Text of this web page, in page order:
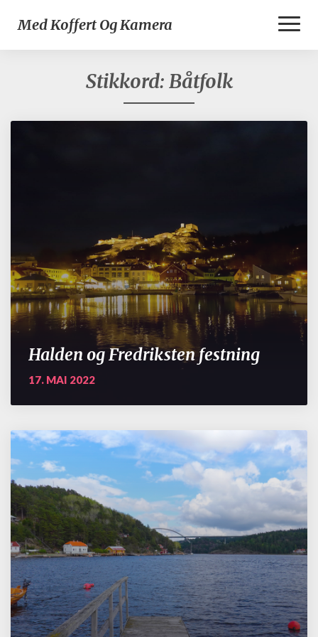
Med Koffert Og Kamera
Stikkord: Båtfolk
Halden og Fredriksten festning
17. MAI 2022